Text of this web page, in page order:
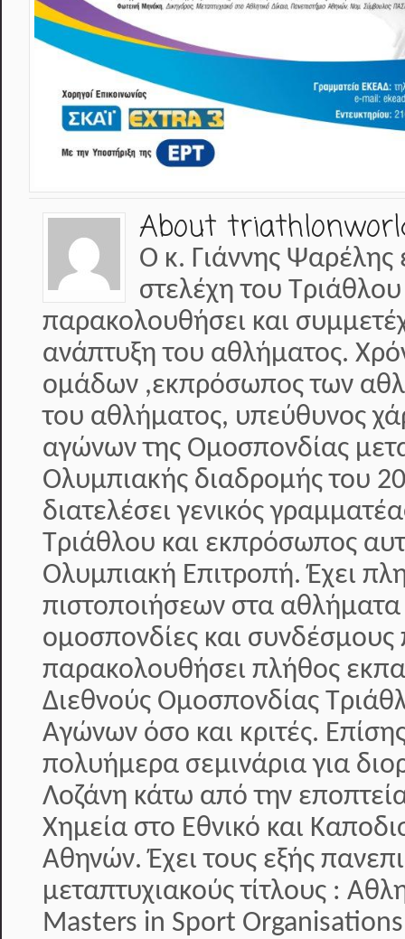
About
Ο κ. Γιάννης Ψαρέλης
στελέχη του
παρακολουθήσει και
ανάπτυξη του αθλήματος.
ομάδων ,εκπρόσωπος των
του αθλήματος, υπεύθυνος
αγώνων της Ομοσπονδίας
Ολυμπιακής διαδρομής του
διατελέσει γενικός
Τριάθλου και εκπρόσωπος
Ολυμπιακή Επιτροπή. Έχει
πιστοποιήσεων στα αθλήματα
ομοσπονδίες και συνδέσμους
παρακολουθήσει πλήθος
Διεθνούς Ομοσπονδίας
Αγώνων όσο και κριτές.
πολυήμερα σεμινάρια για
Λοζάνη κάτω από την
Χημεία στο Εθνικό και
Αθηνών. Έχει τους εξής
μεταπτυχιακούς τίτλους :
Masters in Sport